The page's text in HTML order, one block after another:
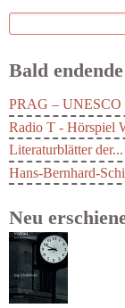
Suchformular
Suche
Bald
PRAG – UNESCO
Radio T - Hörspiel
Literaturblätter der...
Hans-Bernhard-
Neu